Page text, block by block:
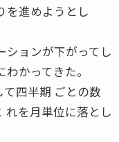
を進めようとし
ションが下がってし
かってきた。
四半期 ごとの数
れを月単位に落とし